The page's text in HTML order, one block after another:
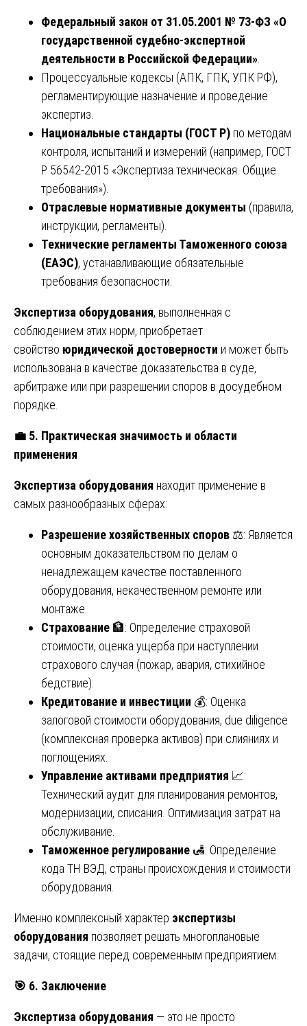
Федеральный закон от 31.05.2001 № 73-ФЗ «О
государственной судебно-экспертной
деятельности в Российской Федерации»
Процессуальные кодексы (АПК, ГПК, УПК РФ),
регламентирующие назначение и проведение
экспертиз.
Национальные стандарты (ГОСТ Р) по методам
контроля, испытаний и измерений (например, ГОСТ
Р 56542-2015 «Экспертиза техническая. Общие
требования»).
Отраслевые нормативные документы (правила,
инструкции, регламенты).
Технические регламенты Таможенного союза
(ЕАЭС), устанавливающие обязательные
требования безопасности.
Экспертиза оборудования, выполненная с
соблюдением этих норм, приобретает
свойство юридической достоверности и может быть
использована в качестве доказательства в суде,
арбитраже или при разрешении споров в досудебном
порядке.
💼 5. Практическая значимость и области
применения
Экспертиза оборудования находит применение в
самых разнообразных сферах:
Разрешение хозяйственных споров ⚖️: Является
основным доказательством по делам о
ненадлежащем качестве поставленного
оборудования, некачественном ремонте или
монтаже.
Страхование 🏦: Определение страховой
стоимости, оценка ущерба при наступлении
страхового случая (пожар, авария, стихийное
бедствие).
Кредитование и инвестиции 💰: Оценка
залоговой стоимости оборудования, due diligence
(комплексная проверка активов) при слияниях и
поглощениях.
Управление активами предприятия 📈:
Технический аудит для планирования ремонтов,
модернизации, списания. Оптимизация затрат на
обслуживание.
Таможенное регулирование 🛃: Определение
кода ТН ВЭД, страны происхождения и стоимости
оборудования.
Именно комплексный характер экспертизы
оборудования позволяет решать многоплановые
задачи, стоящие перед современным предприятием.
🎯 6. Заключение
Экспертиза оборудования — это не просто